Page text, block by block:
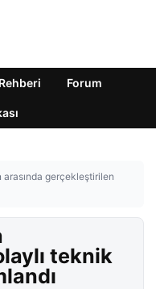
Forum
arasında gerçekleştirilen
teknik